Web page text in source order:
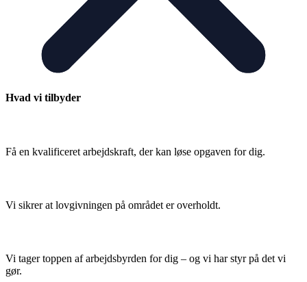
Hvad vi tilbyder
Få en kvalificeret arbejdskraft, der kan løse opgaven for dig.
Vi sikrer at lovgivningen på området er overholdt.
Vi tager toppen af arbejdsbyrden for dig – og vi har styr på det vi
gør.